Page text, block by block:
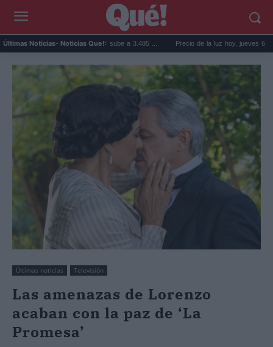
Últimas Noticias- Noticias Que!:
en Valencia sube a 3.485 ... Precio de la luz hoy, jueves 6 de agosto: la
Últimas noticias Televisión
Las amenazas de Lorenzo
acaban con la paz de ‘La
Promesa’